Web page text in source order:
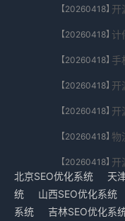
【20260418】
【20260418】
【20260418】
【20260418】
【20260418】
【20260418】
【20260418】
北京SEO优化系统
天
统
山西SEO优化系统
系统
吉林SEO优化系